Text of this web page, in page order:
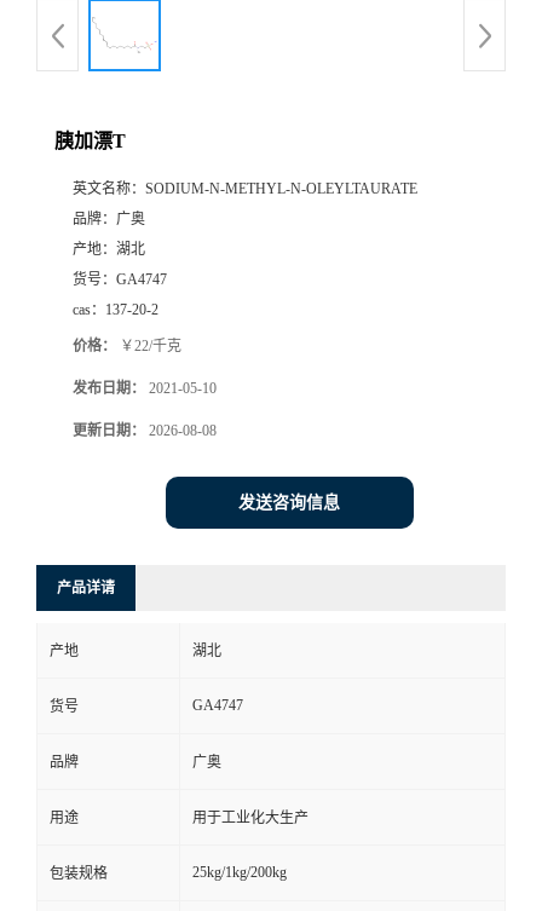
胰加漂T
英文名称： SODIUM-N-METHYL-N-OLEYLTAURATE
品牌： 广奥
产地： 湖北
货号： GA4747
cas： 137-20-2
价格： ￥22/千克
发布日期： 2021-05-10
更新日期： 2026-08-08
发送咨询信息
产品详请
产地 湖北
货号 GA4747
品牌 广奥
用途 用于工业化大生产
包装规格 25kg/1kg/200kg